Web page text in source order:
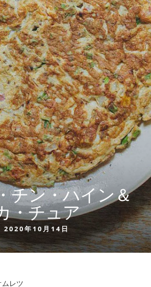
チン・ハイン＆
・チュア
2020年10月14日
ムレツ